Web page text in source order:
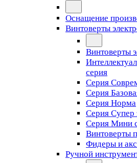
Оснащение
Винтоверты
Винтоверты
серия
Серия
Серия
Серия Норма
Серия Cупер
Серия Мини
Винтоверты
Фидеры и
Ручной